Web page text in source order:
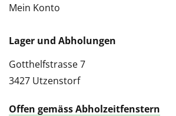
Mein Konto
Lager und Abholungen
Gotthelfstrasse 7
3427 Utzenstorf
Offen gemäss Abholzeitfenstern